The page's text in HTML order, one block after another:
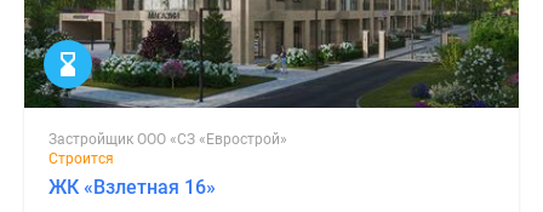
Застройщик ООО «СЗ «Еврострой»
Строится
ЖК «Взлетная 16»